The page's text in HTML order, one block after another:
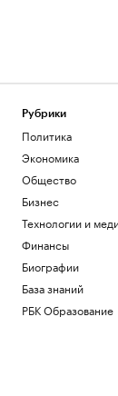
Рубрики
Политика
Экономика
Общество
Бизнес
Технологии и
Финансы
Биографии
База знаний
РБК Образование